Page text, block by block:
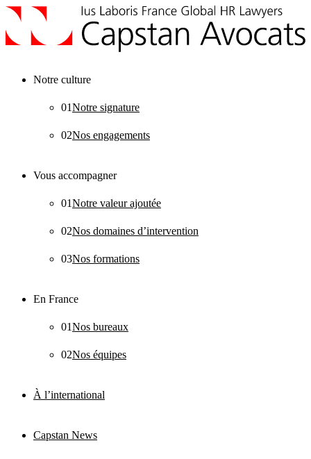
Notre culture
01Notre signature
02Nos engagements
Vous accompagner
01Notre valeur ajoutée
02Nos domaines d’intervention
03Nos formations
En France
01Nos bureaux
02Nos équipes
À l’international
Capstan News